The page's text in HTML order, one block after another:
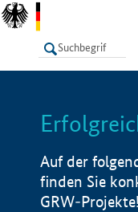
LISTE
Auf der
finden Sie
GRW-Projekte!